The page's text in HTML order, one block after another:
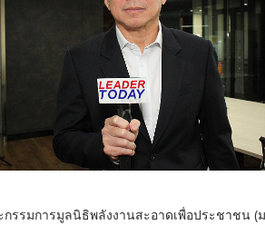
รมการมูลนิธิพลังงานสะอาดเพื่อประชาชน